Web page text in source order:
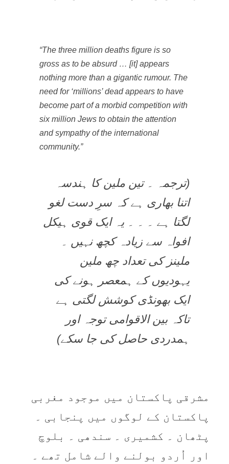
“The three million deaths figure is so
gross as to be absurd … [it] appears
nothing more than a gigantic rumour. The
need for ‘millions’ dead appears to have
become part of a morbid competition with
six million Jews to obtain the attention
and sympathy of the international
community.”
(ترجمہ ۔ تین ملین کا ہندسہ
اتنا بھاری ہے کہ سرِ دست لغو
لگتا ہے ۔ ۔ ۔ یہ ایک قوی ہیکل
افواہ سے زیادہ کچھ نہیں ۔
ملینز کی تعداد چھ ملین
یہودیوں کے ہمعصر ہونے کی
ایک بھونڈی کوشش لگتی ہے
تاکہ بین الاقوامی توجہ اور
ہمدردی حاصل کی جا سکے)
مشرقی پاکستان میں موجود مغربی
پاکستان کے لوگوں میں پنجابی ۔
پٹھان ۔ کشمیری ۔ سندھی ۔ بلوچ
اور اُردو بولنے والے شامل تھے ۔